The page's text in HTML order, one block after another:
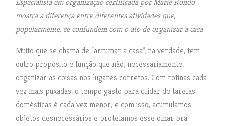
Especialista em organização certificada por Marie Kondo
mostra a diferença entre diferentes atividades que,
popularmente, se confundem com o ato de organizar a casa
Muito que se chama de “arrumar a casa”, na verdade, tem
outro propósito e função que não, necessariamente,
organizar as coisas nos lugares corretos. Com rotinas cada
vez mais puxadas, o tempo gasto para cuidar de tarefas
domésticas é cada vez menor, e com isso, acumulamos
objetos desnecessários e protelamos esse olhar pra